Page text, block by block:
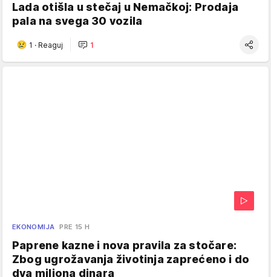
Lada otišla u stečaj u Nemačkoj: Prodaja
pala na svega 30 vozila
1 · Reaguj 1
EKONOMIJA PRE 15 H
Paprene kazne i nova pravila za stočare:
Zbog ugrožavanja životinja zaprećeno i do
dva miliona dinara